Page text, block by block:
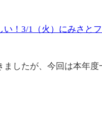
い！3/1（火）にみさと
したが、今回は本年度